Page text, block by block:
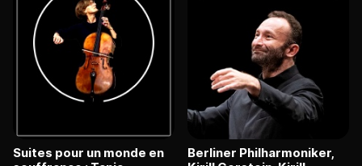
Suites pour un monde en
Berliner Philharmoniker,